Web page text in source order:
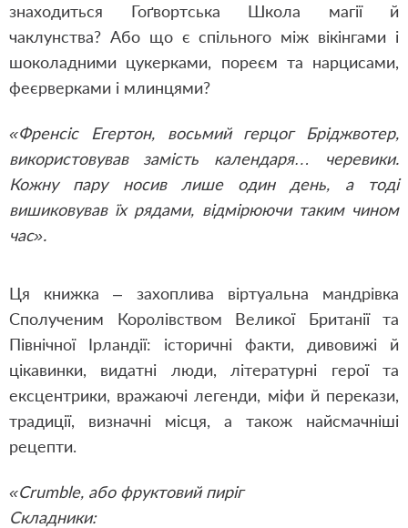
знаходиться Гоґвортська Школа магії й
чаклунства? Або що є спільного між вікінгами і
шоколадними цукерками, пореєм та нарцисами,
феєрверками і млинцями?
«Френсіс Егертон, восьмий герцог Бріджвотер,
використовував замість календаря… черевики.
Кожну пару носив лише один день, а тоді
вишиковував їх рядами, відмірюючи таким чином
час».
Ця книжка – захоплива віртуальна мандрівка
Сполученим Королівством Великої Британії та
Північної Ірландії: історичні факти, дивовижі й
цікавинки, видатні люди, літературні герої та
ексцентрики, вражаючі легенди, міфи й перекази,
традиції, визначні місця, а також найсмачніші
рецепти.
«Crumble, або фруктовий пиріг
Складники: